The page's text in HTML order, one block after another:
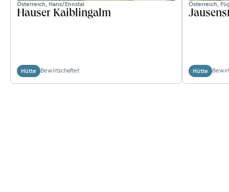
Österreich, Hans/Ennstal
Hauser Kaiblingalm
Hütte Bewirtschaftet
Österreich,
Hütte